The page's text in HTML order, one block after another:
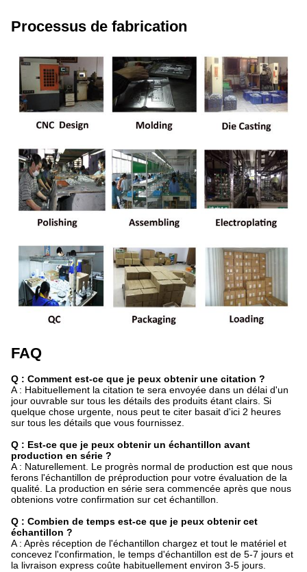
Processus de fabrication
FAQ
Q : Comment est-ce que je peux obtenir une citation ?
A : Habituellement la citation te sera envoyée dans un délai d'un
jour ouvrable sur tous les détails des produits étant clairs. Si
quelque chose urgente, nous peut te citer basait d'ici 2 heures
sur tous les détails que vous fournissez.
Q : Est-ce que je peux obtenir un échantillon avant
production en série ?
A : Naturellement. Le progrès normal de production est que nous
ferons l'échantillon de préproduction pour votre évaluation de la
qualité. La production en série sera commencée après que nous
obtenions votre confirmation sur cet échantillon.
Q : Combien de temps est-ce que je peux obtenir cet
échantillon ?
A : Après réception de l'échantillon chargez et tout le matériel et
concevez l'confirmation, le temps d'échantillon est de 5-7 jours et
la livraison express coûte habituellement environ 3-5 jours.